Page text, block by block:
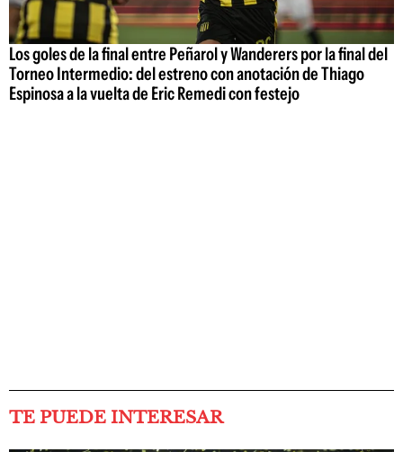
Los goles de la final entre Peñarol y Wanderers por la final del
Torneo Intermedio: del estreno con anotación de Thiago
Espinosa a la vuelta de Eric Remedi con festejo
TE PUEDE INTERESAR